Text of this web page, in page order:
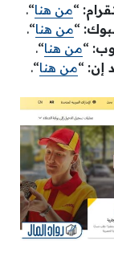
“من هنا“.
“من هنا“.
“من هنا“.
إن: “من هنا“.